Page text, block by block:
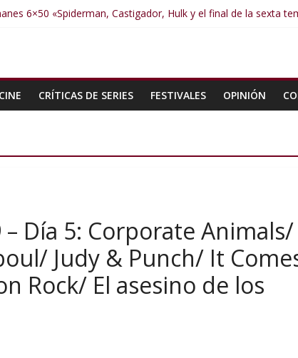
6×50 «Spiderman, Castigador, Hulk y el final de la sexta
6×46 «Ciudadano Minion»
CRÍTICAS DE SERIES FESTIVALES OPINIÓN
Día 5: Corporate Animals/
Judy & Punch/ It
Rock/ El asesino de los